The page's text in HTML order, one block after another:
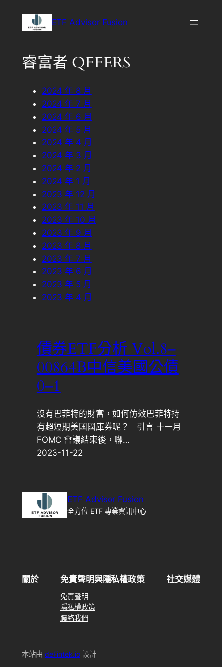
ETF Advisor Fusion
睿富者 QFFERS
2024 年 8 月
2024 年 7 月
2024 年 6 月
2024 年 5 月
2024 年 4 月
2024 年 3 月
2024 年 2 月
2024 年 1 月
2023 年 12 月
2023 年 11 月
2023 年 10 月
2023 年 9 月
2023 年 8 月
2023 年 7 月
2023 年 6 月
2023 年 5 月
2023 年 4 月
債券ETF分析 Vol.8–
00864B中信美國公債
0–1
沒有巴菲特的財富，如何仿效巴菲特持
有超短期美國國庫券呢？ 引言 十一月
FOMC 會議結束後，聯…
2023-11-22
ETF Advisor Fusion
全方位 ETF 專業資訊中心
關於 免責聲明與隱私權政策
免責聲明
隱私權政策
聯絡我們
社交媒體
本站由 deFintek.io設計